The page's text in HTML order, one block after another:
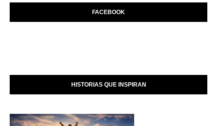
FACEBOOK
HISTORIAS QUE INSPIRAN